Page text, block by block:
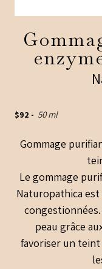
$92 - 50 ml
Gommage
Le gommage
Naturopathica
peau grâce
favoriser un